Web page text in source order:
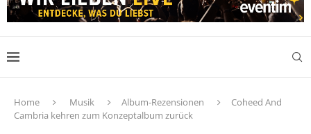
Home Musik Album-Rezensionen
Coheed And
Cambria kehren zum Konzeptalbum zurück